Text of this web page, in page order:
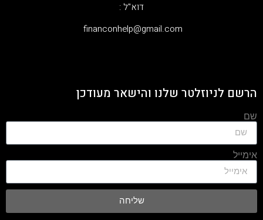
דוא"ל :
‫financonhelp@gmail.com‬
הרשם לניוזלטר שלנו והישאר מעודכן
שם
אימייל
שליחה